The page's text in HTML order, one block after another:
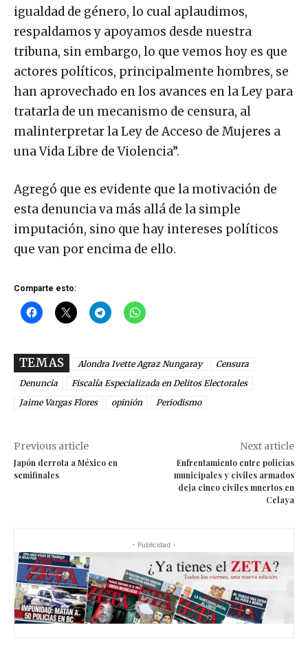
igualdad de género, lo cual aplaudimos,
respaldamos y apoyamos desde nuestra
tribuna, sin embargo, lo que vemos hoy es que
actores políticos, principalmente hombres, se
han aprovechado en los avances en la Ley para
tratarla de un mecanismo de censura, al
malinterpretar la Ley de Acceso de Mujeres a
una Vida Libre de Violencia”.
Agregó que es evidente que la motivación de
esta denuncia va más allá de la simple
imputación, sino que hay intereses políticos
que van por encima de ello.
Comparte esto:
TEMAS Alondra Ivette Agraz Nungaray
Censura
Denuncia
Fiscalía Especializada en Delitos Electorales
Jaime Vargas Flores
opinión Periodismo
Previous article
Japón derrota a México en
semifinales
Next article
Enfrentamiento entre policías
municipales y civiles armados
deja cinco civiles muertos en
Celaya
- Publicidad -